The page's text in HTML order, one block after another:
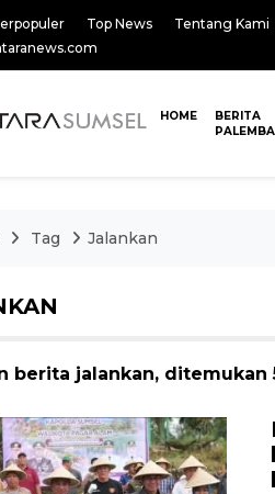
Top News
Tentang Kami
HOME
BERITA
Tag Jalankan
berita jalankan, ditemukan